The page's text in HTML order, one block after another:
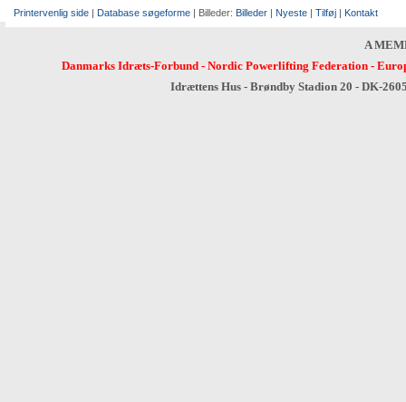
Printervenlig side | Database søgeforme | Billeder: Billeder | Nyeste | Tilføj | Kontakt
A
Danmarks Idræts-Forbund- Nordic Powerlifting Federation-
Idrættens Hus - Brøndby Stadion 20 - DK-